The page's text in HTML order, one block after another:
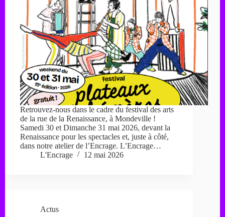
Retrouvez-nous dans le cadre du festival des arts
de la rue de la Renaissance, à Mondeville !
Samedi 30 et Dimanche 31 mai 2026, devant la
Renaissance pour les spectacles et, juste à côté,
dans notre atelier de l’Encrage. L’Encrage…
L'Encrage
12 mai 2026
Actus